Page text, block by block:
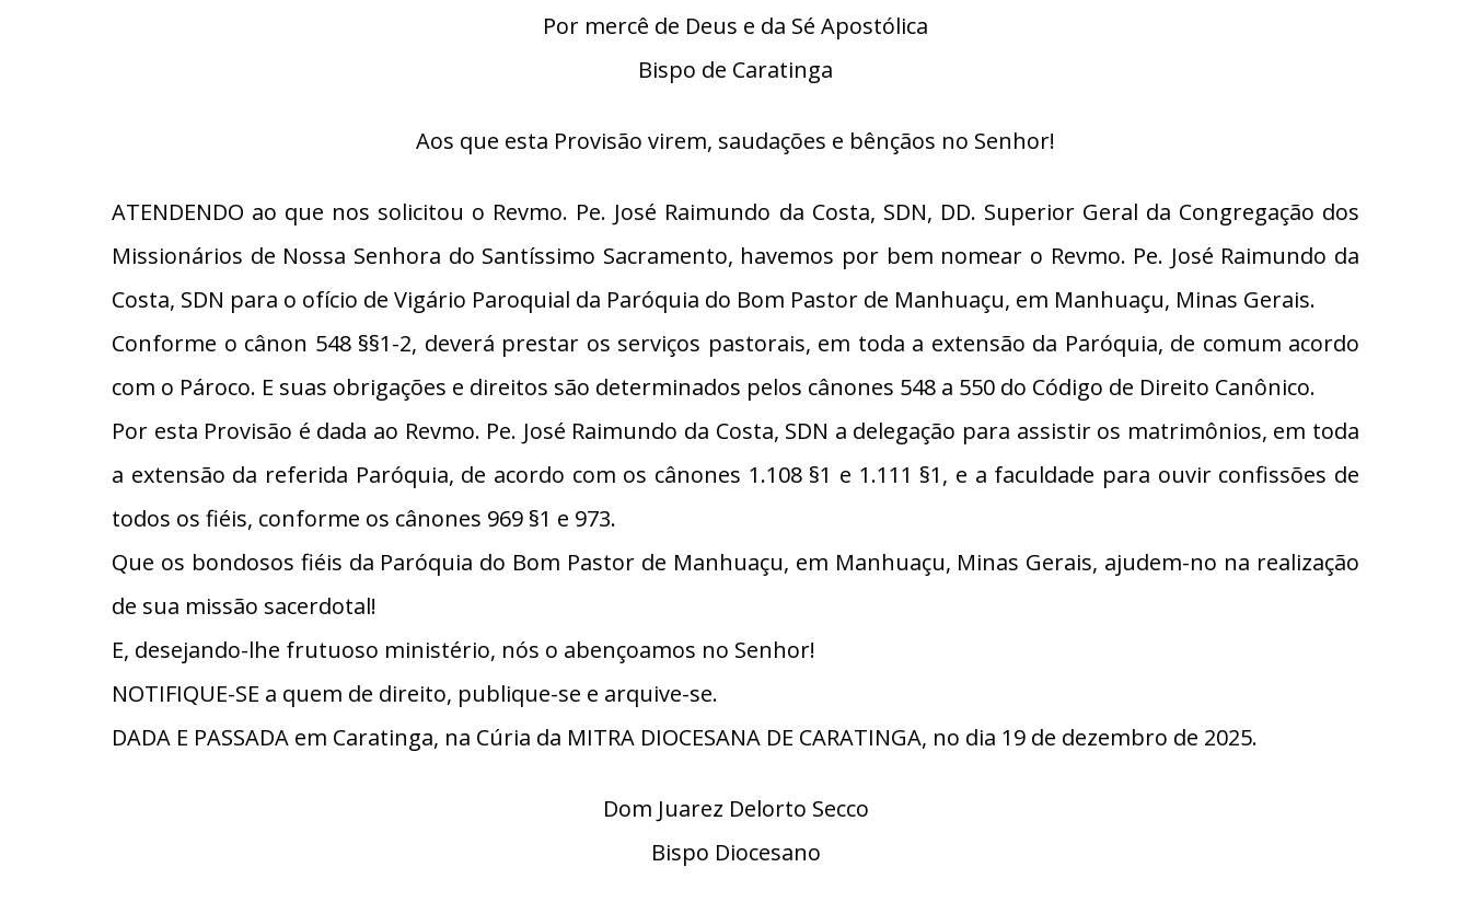
Por mercê de Deus e da Sé Apostólica
Bispo de Caratinga
Aos que esta Provisão virem, saudações e bênçãos no Senhor!
ATENDENDO ao que nos solicitou o Revmo. Pe. José Raimundo da Costa, SDN, DD. Superior Geral da Congregação dos
Missionários de Nossa Senhora do Santíssimo Sacramento, havemos por bem nomear o Revmo. Pe. José Raimundo da
Costa, SDN para o ofício de Vigário Paroquial da Paróquia do Bom Pastor de Manhuaçu, em Manhuaçu, Minas Gerais.
Conforme o cânon 548 §§1-2, deverá prestar os serviços pastorais, em toda a extensão da Paróquia, de comum acordo
com o Pároco. E suas obrigações e direitos são determinados pelos cânones 548 a 550 do Código de Direito Canônico.
Por esta Provisão é dada ao Revmo. Pe. José Raimundo da Costa, SDN a delegação para assistir os matrimônios, em toda
a extensão da referida Paróquia, de acordo com os cânones 1.108 §1 e 1.111 §1, e a faculdade para ouvir confissões de
todos os fiéis, conforme os cânones 969 §1 e 973.
Que os bondosos fiéis da Paróquia do Bom Pastor de Manhuaçu, em Manhuaçu, Minas Gerais, ajudem-no na realização
de sua missão sacerdotal!
E, desejando-lhe frutuoso ministério, nós o abençoamos no Senhor!
NOTIFIQUE-SE a quem de direito, publique-se e arquive-se.
DADA E PASSADA em Caratinga, na Cúria da MITRA DIOCESANA DE CARATINGA, no dia 19 de dezembro de 2025.
Dom Juarez Delorto Secco
Bispo Diocesano